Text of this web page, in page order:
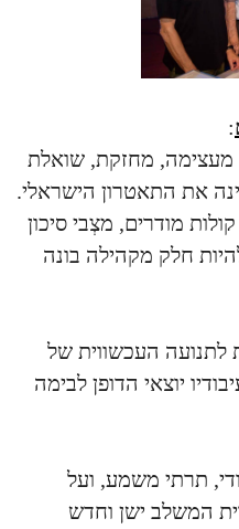
:
מעצימה, מחזקת, שואלת
את התאטרון הישראלי.
מודרים, מצְבי סיכון
חלק מקהילה בונה
לתנועה העכשווית של
יוצאי הדופן לבימה
תרתי משמע, ועל
המשלב ישן וחדש